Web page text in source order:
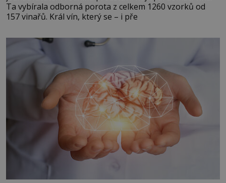
Ta vybírala odborná porota z celkem 1260 vzorků od
157 vinařů. Král vín, který se – i pře